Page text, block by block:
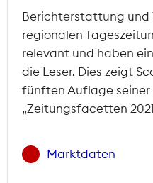
Berichterstattung und
regionalen
relevant und haben
die Leser. Dies zeigt
fünften Auflage
„Zeitungsfacetten
Marktdaten